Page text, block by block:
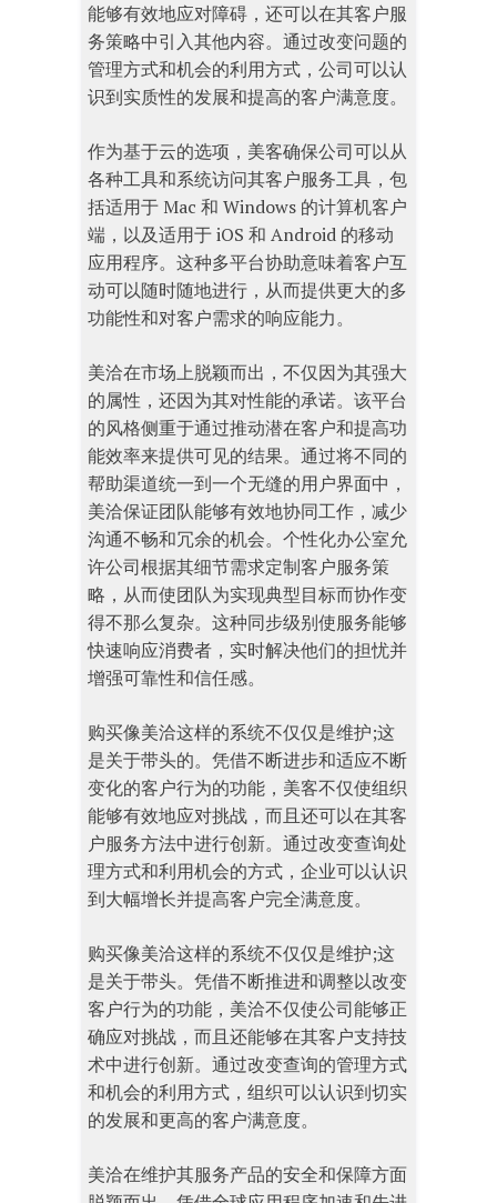
能够有效地应对障碍，还可以在其客户服
务策略中引入其他内容。通过改变问题的
管理方式和机会的利用方式，公司可以认
识到实质性的发展和提高的客户满意度。
作为基于云的选项，美客确保公司可以从
各种工具和系统访问其客户服务工具，包
括适用于 Mac 和 Windows 的计算机客户
端，以及适用于 iOS 和 Android 的移动
应用程序。这种多平台协助意味着客户互
动可以随时随地进行，从而提供更大的多
功能性和对客户需求的响应能力。
美洽在市场上脱颖而出，不仅因为其强大
的属性，还因为其对性能的承诺。该平台
的风格侧重于通过推动潜在客户和提高功
能效率来提供可见的结果。通过将不同的
帮助渠道统一到一个无缝的用户界面中，
美洽保证团队能够有效地协同工作，减少
沟通不畅和冗余的机会。个性化办公室允
许公司根据其细节需求定制客户服务策
略，从而使团队为实现典型目标而协作变
得不那么复杂。这种同步级别使服务能够
快速响应消费者，实时解决他们的担忧并
增强可靠性和信任感。
购买像美洽这样的系统不仅仅是维护;这
是关于带头的。凭借不断进步和适应不断
变化的客户行为的功能，美客不仅使组织
能够有效地应对挑战，而且还可以在其客
户服务方法中进行创新。通过改变查询处
理方式和利用机会的方式，企业可以认识
到大幅增长并提高客户完全满意度。
购买像美洽这样的系统不仅仅是维护;这
是关于带头。凭借不断推进和调整以改变
客户行为的功能，美洽不仅使公司能够正
确应对挑战，而且还能够在其客户支持技
术中进行创新。通过改变查询的管理方式
和机会的利用方式，组织可以认识到切实
的发展和更高的客户满意度。
美洽在维护其服务产品的安全和保障方面